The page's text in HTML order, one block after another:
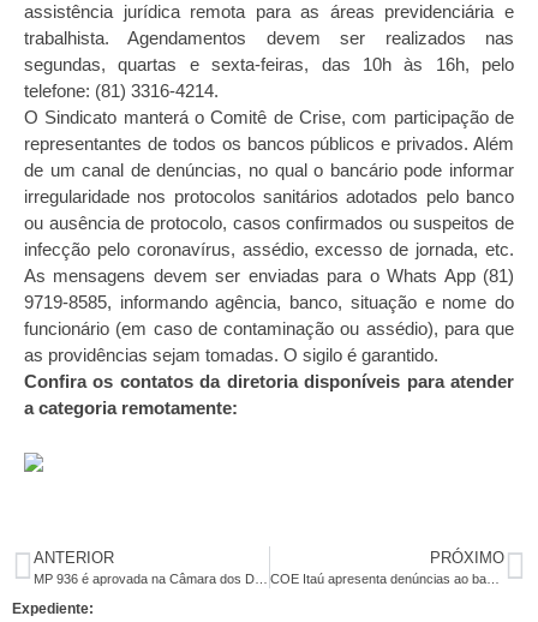
assistência jurídica remota para as áreas previdenciária e
trabalhista. Agendamentos devem ser realizados nas
segundas, quartas e sexta-feiras, das 10h às 16h, pelo
telefone: (81) 3316-4214.
O Sindicato manterá o Comitê de Crise, com participação de
representantes de todos os bancos públicos e privados. Além
de um canal de denúncias, no qual o bancário pode informar
irregularidade nos protocolos sanitários adotados pelo banco
ou ausência de protocolo, casos confirmados ou suspeitos de
infecção pelo coronavírus, assédio, excesso de jornada, etc.
As mensagens devem ser enviadas para o Whats App (81)
9719-8585, informando agência, banco, situação e nome do
funcionário (em caso de contaminação ou assédio), para que
as providências sejam tomadas. O sigilo é garantido.
Confira os contatos da diretoria disponíveis para atender
a categoria remotamente:
ANTERIOR PRÓXIMO
COE Itaú apresenta denúncias ao banco
Expediente: